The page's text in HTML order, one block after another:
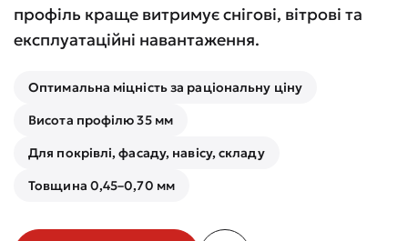
профіль краще витримує снігові, вітрові та
експлуатаційні навантаження.
Оптимальна міцність за раціональну ціну
Висота профілю 35 мм
Для покрівлі, фасаду, навісу, складу
Товщина 0,45–0,70 мм